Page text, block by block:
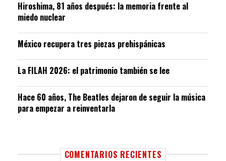
Hiroshima, 81 años después: la memoria frente al
miedo nuclear
México recupera tres piezas prehispánicas
La FILAH 2026: el patrimonio también se lee
Hace 60 años, The Beatles dejaron de seguir la música
para empezar a reinventarla
COMENTARIOS RECIENTES